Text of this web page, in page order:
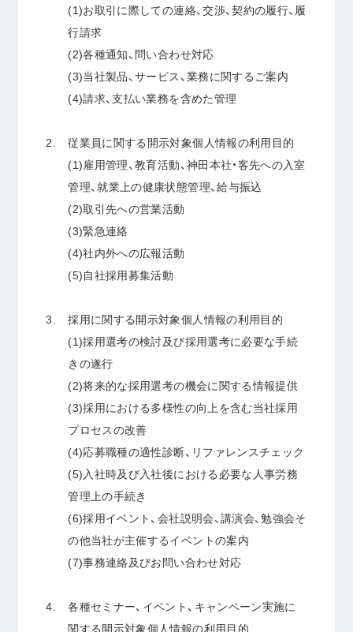
(1)お取引に際しての連絡、交渉、契約の履行、履
行請求
(2)各種通知、問い合わせ対応
(3)当社製品、サービス、業務に関するご案内
(4)請求、支払い業務を含めた管理
従業員に関する開示対象個人情報の利用目的
(1)雇用管理、教育活動、神田本社・客先への入室
管理、就業上の健康状態管理、給与振込
(2)取引先への営業活動
(3)緊急連絡
(4)社内外への広報活動
(5)自社採用募集活動
採用に関する開示対象個人情報の利用目的
(1)採用選考の検討及び採用選考に必要な手続
きの遂行
(2)将来的な採用選考の機会に関する情報提供
(3)採用における多様性の向上を含む当社採用
プロセスの改善
(4)応募職種の適性診断、リファレンスチェック
(5)入社時及び入社後における必要な人事労務
管理上の手続き
(6)採用イベント、会社説明会、講演会、勉強会そ
の他当社が主催するイベントの案内
(7)事務連絡及びお問い合わせ対応
各種セミナー、イベント、キャンペーン実施に
関する開示対象個人情報の利用目的